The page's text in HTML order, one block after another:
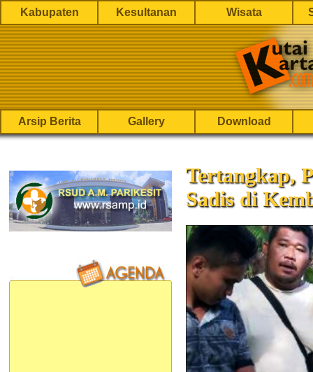
Kabupaten Kesultanan Wisata
Arsip Berita Gallery Download
Tertangkap,
Sadis di